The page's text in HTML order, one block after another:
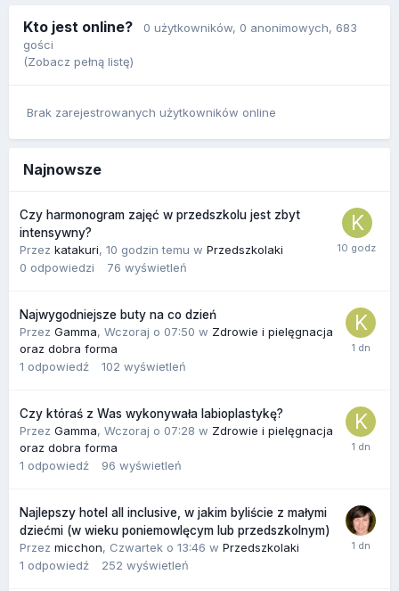
Kto jest online? 0 użytkowników, 0 anonimowych, 683
gości
(Zobacz pełną listę)
Brak zarejestrowanych użytkowników online
Najnowsze
Czy harmonogram zajęć w przedszkolu jest zbyt
intensywny?
Przez katakuri, 10 godzin temu w Przedszkolaki
0 odpowiedzi 76 wyświetleń
Najwygodniejsze buty na co dzień
Przez Gamma, Wczoraj o 07:50 w Zdrowie i pielęgnacja
oraz dobra forma
1 odpowiedź 102 wyświetleń
Czy któraś z Was wykonywała labioplastykę?
Przez Gamma, Wczoraj o 07:28 w Zdrowie i pielęgnacja
oraz dobra forma
1 odpowiedź 96 wyświetleń
Najlepszy hotel all inclusive, w jakim byliście z małymi
dziećmi (w wieku poniemowlęcym lub przedszkolnym)
Przez micchon, Czwartek o 13:46 w Przedszkolaki
1 odpowiedź 252 wyświetleń